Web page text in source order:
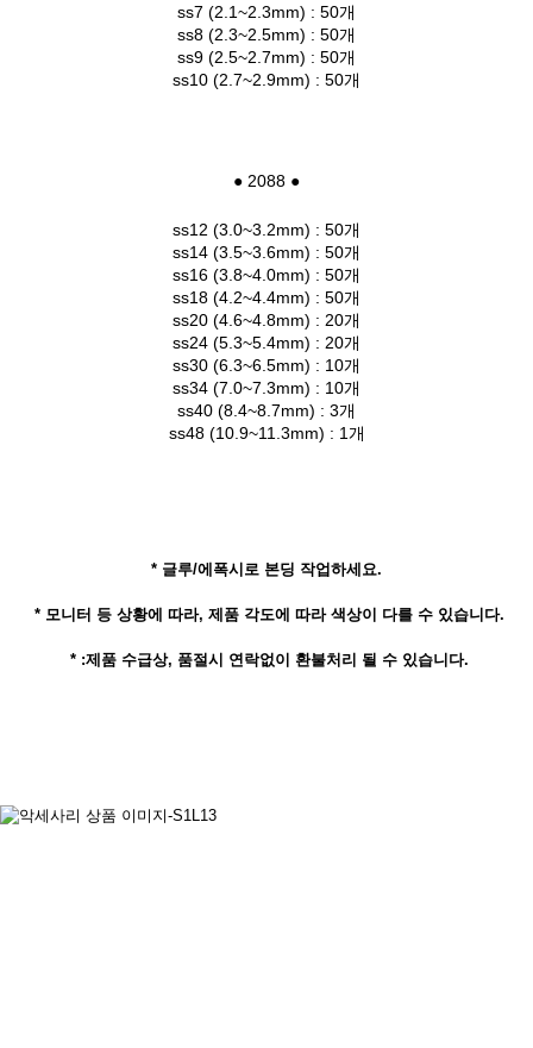
ss7 (2.1~2.3mm) : 50개
ss8 (2.3~2.5mm) : 50개
ss9 (2.5~2.7mm) : 50개
ss10 (2.7~2.9mm) : 50개
● 2088 ●
ss12 (3.0~3.2mm) : 50개
ss14 (3.5~3.6mm) : 50개
ss16 (3.8~4.0mm) : 50개
ss18 (4.2~4.4mm) : 50개
ss20 (4.6~4.8mm) : 20개
ss24 (5.3~5.4mm) : 20개
ss30 (6.3~6.5mm) : 10개
ss34 (7.0~7.3mm) : 10개
ss40 (8.4~8.7mm) : 3개
ss48 (10.9~11.3mm) : 1개
* 글루/에폭시로 본딩 작업하세요.
* 모니터 등 상황에 따라, 제품 각도에 따라 색상이 다를 수 있습니다.
* :제품 수급상, 품절시 연락없이 환불처리 될 수 있습니다.